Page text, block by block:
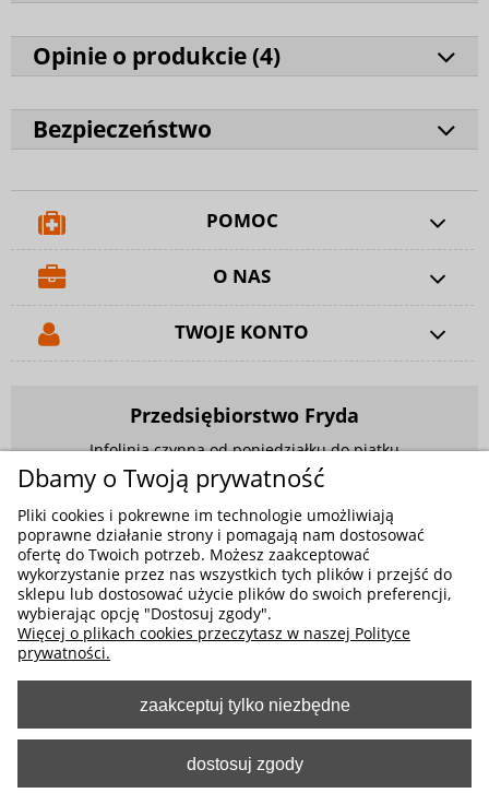
Opinie o produkcie (4)
Bezpieczeństwo
POMOC
O NAS
TWOJE KONTO
Przedsiębiorstwo Fryda
Infolinia czynna od poniedziałku do piątku
w godzinach 9.00 - 17.00
881 703 704
E-mail:sklep@fryda.com.pl
Sklepy stacjonarne:
ul. Składowa 26, 34-400 Nowy Targ
ul. Żywiecka 91, 43-300 Bielsko-Biała
MOŻLIWE FORMY PŁATNOŚCI
Dbamy o Twoją prywatność
Pliki cookies i pokrewne im technologie umożliwiają
poprawne działanie strony i pomagają nam dostosować
ofertę do Twoich potrzeb. Możesz zaakceptować
wykorzystanie przez nas wszystkich tych plików i przejść do
sklepu lub dostosować użycie plików do swoich preferencji,
wybierając opcję "Dostosuj zgody".
Więcej o plikach cookies przeczytasz w naszej Polityce
prywatności.
zaakceptuj tylko niezbędne
dostosuj zgody